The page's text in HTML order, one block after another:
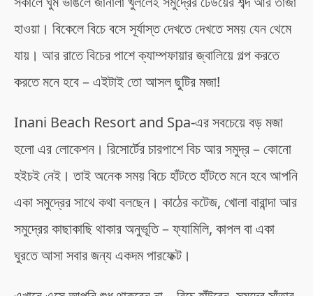
হাওয়া। বিকেলে বিচে বসে সূর্যাস্ত দেখতে দেখতে সময় যেন থেমে
যায়। আর রাতে বিচের পাশে ক্যাম্পফায়ার জ্বালিয়ে গল্প করতে
করতে মনে হবে – এইটাই তো আসল ছুটির মজা!
Inani Beach Resort and Spa-এর সবচেয়ে বড় মজা
হলো এর লোকেশন। রিসোর্টের চারপাশে বিচ আর সমুদ্র – কোনো
হইচই নেই। তাই অনেক সময় বিচে হাঁটতে হাঁটতে মনে হবে আপনি
একা সমুদ্রের সাথে কথা বলছেন। কাঠের কটেজ, খোলা বারান্দা আর
সমুদ্রের কাছাকাছি থাকার অনুভূতি – ফ্যামিলি, কাপল বা একা
ঘুরতে আসা সবার জন্য একদম পারফেক্ট।